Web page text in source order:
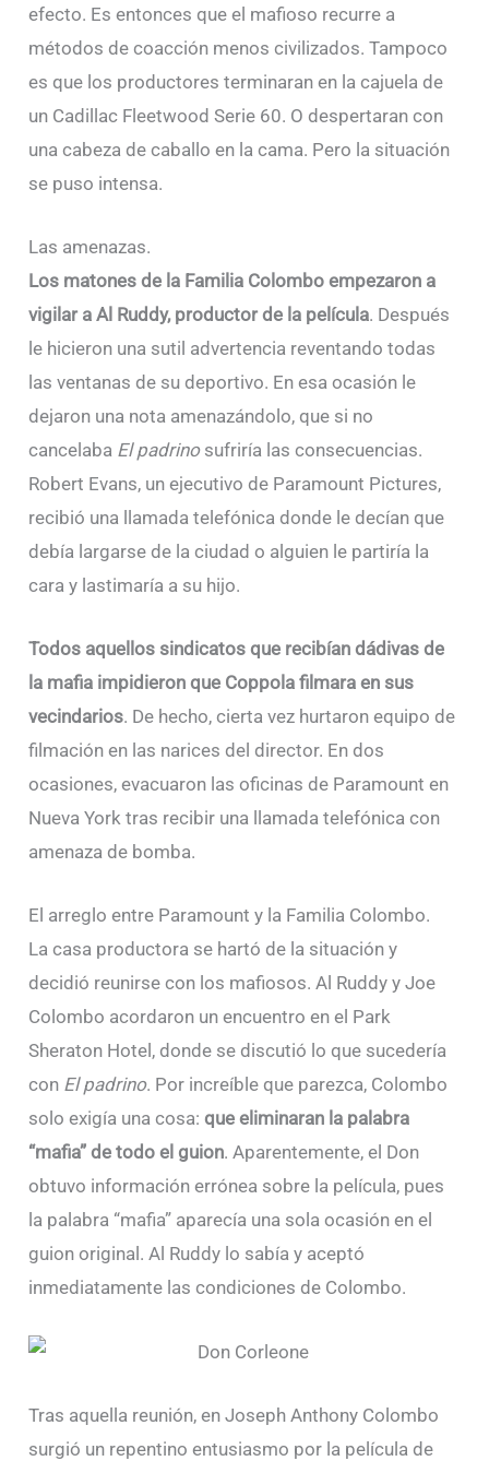
efecto. Es entonces que el mafioso recurre a
métodos de coacción menos civilizados. Tampoco
es que los productores terminaran en la cajuela de
un Cadillac Fleetwood Serie 60. O despertaran con
una cabeza de caballo en la cama. Pero la situación
se puso intensa.
Las amenazas.
Los matones de la Familia Colombo empezaron a
vigilar a Al Ruddy, productor de la película. Después
le hicieron una sutil advertencia reventando todas
las ventanas de su deportivo. En esa ocasión le
dejaron una nota amenazándolo, que si no
cancelaba El padrinosufriría las consecuencias.
Robert Evans, un ejecutivo de Paramount Pictures,
recibió una llamada telefónica donde le decían que
debía largarse de la ciudad o alguien le partiría la
cara y lastimaría a su hijo.
Todos aquellos sindicatos que recibían dádivas de
la mafia impidieron que Coppola filmara en sus
vecindarios. De hecho, cierta vez hurtaron equipo de
filmación en las narices del director. En dos
ocasiones, evacuaron las oficinas de Paramount en
Nueva York tras recibir una llamada telefónica con
amenaza de bomba.
El arreglo entre Paramount y la Familia Colombo.
La casa productora se hartó de la situación y
decidió reunirse con los mafiosos. Al Ruddy y Joe
Colombo acordaron un encuentro en el Park
Sheraton Hotel, donde se discutió lo que sucedería
con El padrino. Por increíble que parezca, Colombo
solo exigía una cosa:que eliminaran la palabra
“mafia” de todo el guion. Aparentemente, el Don
obtuvo información errónea sobre la película, pues
la palabra “mafia” aparecía una sola ocasión en el
guion original. Al Ruddy lo sabía y aceptó
inmediatamente las condiciones de Colombo.
Tras aquella reunión, en Joseph Anthony Colombo
surgió un repentino entusiasmo por la película de